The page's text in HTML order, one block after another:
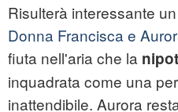
Risulterà interessante un
Donna Francisca e
fiuta nell'aria che la
inquadrata come una
inattendibile. Aurora